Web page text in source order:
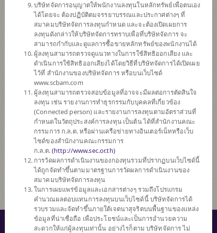
SCBLEQA
กองทุนเปิดไทยพาณิชย์ หุ้น LOW
VOLATILITY
(ชนิดสะสมมูลค่า)
SCBPGF
โกลบอล ฟันด์ (ชนิดสะสมมูลค่า)
SCBGEARA
กองทุนเปิดไทยพาณิชย์ โกลบอล อิควิ
ตี้ แอพโซลูท
รีเทิร์น (ชนิดสะสมมูลค่า)
บริษัทจัดการอนุญาตให้พนักงานลงทุนในหลักทรัพย์เพื่อตนเอง
ได้โดยจะ ต้องปฏิบัติตมจรรยาบรรณและประกาศต่างๆ ที่
สมาคมบริษัทจัดการลงทุนกำหนด และจะต้องเปิดเผยการ
ลงทุนดังกล่าวให้บริษัทจัดการทราบเพื่อที่บริษัทจัดการ จะ
สามารถกำกับและดูแลการซื้อขายหลักทรัพย์ของพนักงานได้
ผู้ลงทุนสามารถตรวจดูแนวทางในการใช้สิทธิออกเสียง และ
ดำเนินการใช้สิทธิออกเสียงได้โดยวิธีที่บริษัทจัดการได้เปิดเผย
ไว้ที่ สำนักงานของบริษัทจัดการ หรือบนเว็บไซด์
www.scbam.com
ผู้ลงทุนสามารถตรวจสอบข้อมูลที่อาจจะมีผลต่อการตัดสินใจ
ลงทุน เช่น รายงานการทำธุรกรรมกับบุคคลที่เกี่ยวข้อง
(Connected person) และรายงานการลงทุนตามอัตราส่วนที่
กำหนดในวัตถุประสงค์การลงทุน เป็นต้น ได้ที่สำนักงานคณะ
กรรมการ ก.ล.ต. หรือผ่านเครือข่ายทางอินเตอร์เน็ทหรือเว็บ
ไซด์ของสำนักงานคณะกรรมการ
ก.ล.ต.(http://www.sec.or.th)
การวัดผลการดำเนินงานของกองทุนรวมที่ปรากฏบนเว็บไซด์นี้
ได้ถูกจัดทำขึ้นตามมาตรฐานการวัดผลการดำเนินงานของ
สมาคมบริษัทจัดการลงทุน
ในการเผยแพร่ข้อมูลและเอกสารต่างๆ รวมถึงโปรแกรม
คำนวณผลตอบแทนการลงทุนบนเว็บไซด์นี้ บริษัทจัดการได้
รวบรวมและจัดทำขึ้นภายใต้เจตนาสุจริตบนพื้นฐานของแหล่ง
ข้อมูลที่น่าเชื่อถือ เพื่อประโยชน์และเป็นการอำนวยความ
สะดวกให้แก่ผู้ลงทุนเท่านั้น อย่างไรก็ตาม บริษัทจัดการ ไม่
© สงวนลิขสิทธิ์ 2559 บริษัทหลักทรัพย์จัดการกองทุนไทยพาณิชย์ จำกัด